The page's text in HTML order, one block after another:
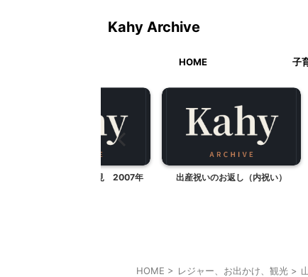
Kahy Archive
HOME 子
出産祝いのお返し（内祝い） キ
HOME > レジャー、お出かけ、観光 >